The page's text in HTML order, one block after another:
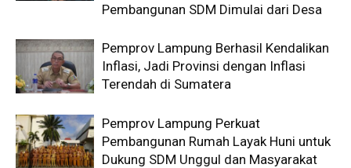
Pembangunan SDM Dimulai dari Desa
Pemprov Lampung Berhasil Kendalikan
Inflasi, Jadi Provinsi dengan Inflasi
Terendah di Sumatera
Pemprov Lampung Perkuat
Pembangunan Rumah Layak Huni untuk
Dukung SDM Unggul dan Masyarakat